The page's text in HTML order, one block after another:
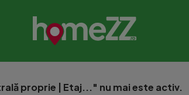
proprie | Etaj..." nu mai este activ.